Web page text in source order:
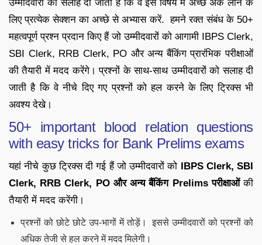
उम्मीदवारों को सलाह दी जाती है कि वे इस विषय में अच्छे अंक लाने के
लिए प्रत्येक सेक्शन का अच्छे से अभ्यास करें. हमने रक्त संबंध के 50+
महत्वपूर्ण प्रश्न प्रदान किए हैं जो उम्मीदवारों को आगामी IBPS Clerk,
SBI Clerk, RRB Clerk, PO और अन्य बैंकिंग प्रारंभिक परीक्षाओं
की तैयारी में मदद करेंगे। प्रश्नों के साथ-साथ उम्मीदवारों को सलाह दी
जाती है कि वे नीचे दिए गए प्रश्नों को हल करने के लिए ट्रिक्स भी
अवश्य देखे।
50+ important blood relation questions
with easy tricks for Bank Prelims exams
यहां नीचे कुछ ट्रिक्स दी गई हैं जो उम्मीदवारों को
IBPS Clerk, SBI
Clerk, RRB Clerk, PO और अन्य बैंकिंग Prelims परीक्षाओंकी
तैयारी में मदद करेंगी।
प्रश्नों को छोटे छोटे उप-भागों में तोड़ें। इससे उम्मीदवारों को प्रश्नों को
अधिक तेजी से हल करने में मदद मिलेगी।